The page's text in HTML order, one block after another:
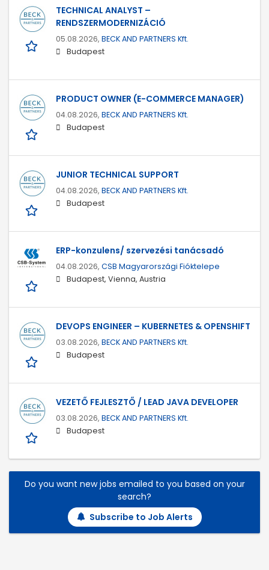
TECHNICAL ANALYST –
RENDSZERMODERNIZÁCIÓ
05.08.2026, BECK AND PARTNERS Kft.
Budapest
PRODUCT OWNER (E-COMMERCE MANAGER)
04.08.2026, BECK AND PARTNERS Kft.
Budapest
JUNIOR TECHNICAL SUPPORT
04.08.2026, BECK AND PARTNERS Kft.
Budapest
ERP-konzulens/ szervezési tanácsadó
04.08.2026, CSB Magyarországi Fióktelepe
Budapest, Vienna, Austria
DEVOPS ENGINEER – KUBERNETES & OPENSHIFT
03.08.2026, BECK AND PARTNERS Kft.
Budapest
VEZETŐ FEJLESZTŐ / LEAD JAVA DEVELOPER
03.08.2026, BECK AND PARTNERS Kft.
Budapest
Do you want new jobs emailed to you based on your
search?
Subscribe to Job Alerts